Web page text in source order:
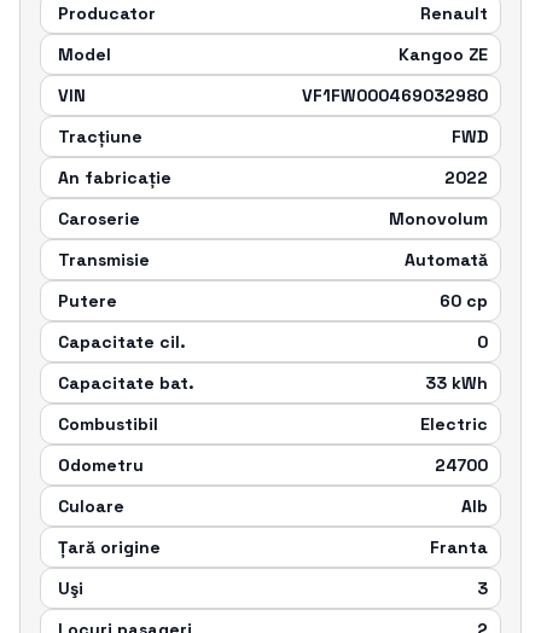
Producator
Renault
Model
Kangoo ZE
VIN
VF1FW000469032980
Tracțiune
FWD
An fabricație
2022
Caroserie
Monovolum
Transmisie
Automatǎ
Putere
60 cp
Capacitate cil.
0
Capacitate bat.
33 kWh
Combustibil
Electric
Odometru
24700
Culoare
Alb
Țară origine
Franta
Uşi
3